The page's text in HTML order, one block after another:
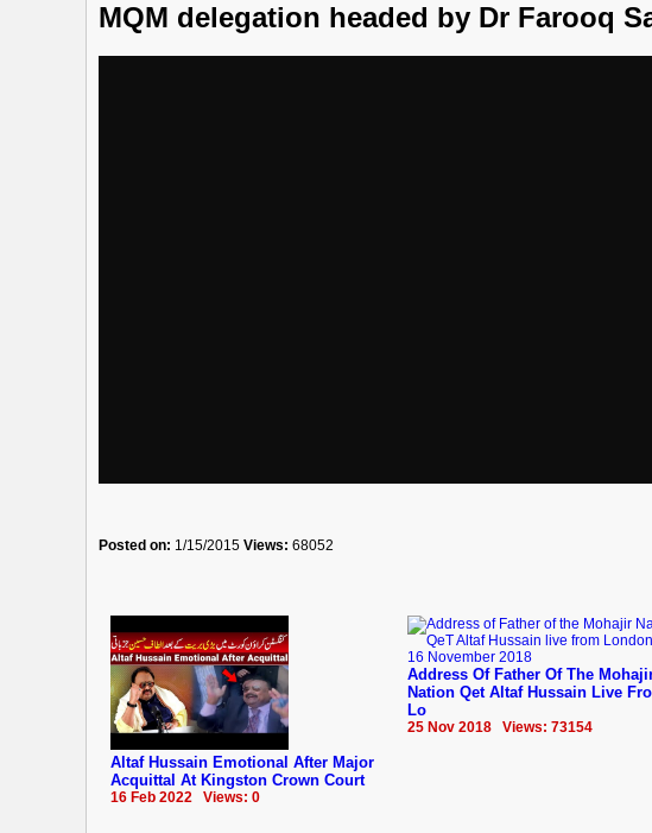
MQM delegation headed by Dr Farooq
Posted on: 1/15/2015 Views: 68052
Altaf Hussain Emotional After Major
Acquittal At Kingston Crown Court
16 Feb 2022 Views: 0
Address Of Father Of The
Nation Qet Altaf Hussain Live
Lo
25 Nov 2018 Views: 73154